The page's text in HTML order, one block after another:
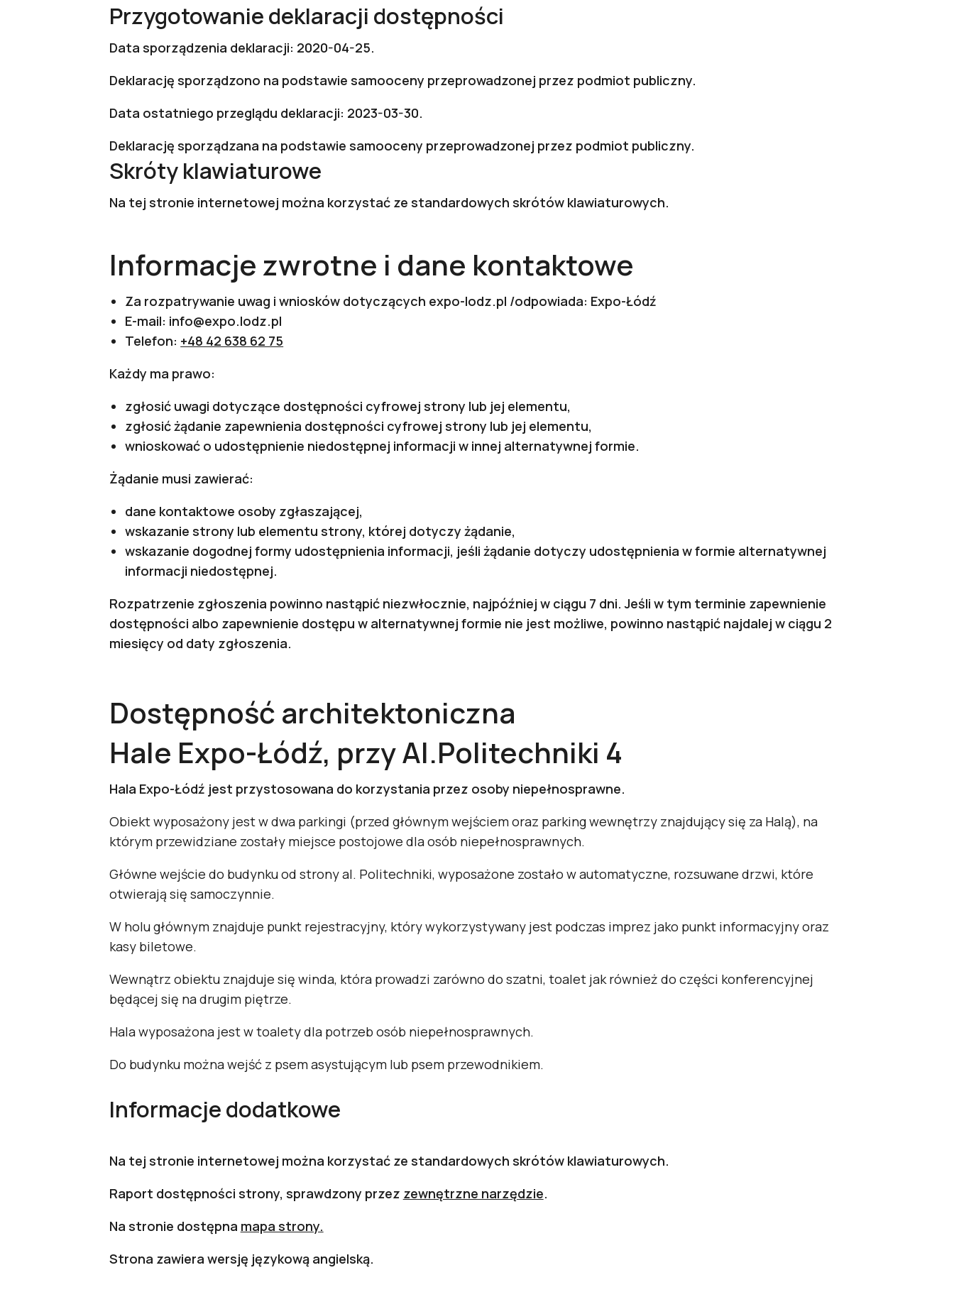
Przygotowanie deklaracji dostępności
Data sporządzenia deklaracji: 2020-04-25.
Deklarację sporządzono na podstawie samooceny przeprowadzonej przez podmiot publiczny.
Data ostatniego przeglądu deklaracji: 2023-03-30.
Deklarację sporządzana na podstawie samooceny przeprowadzonej przez podmiot publiczny.
Skróty klawiaturowe
Na tej stronie internetowej można korzystać ze standardowych skrótów klawiaturowych.
Informacje zwrotne i dane kontaktowe
Za rozpatrywanie uwag i wniosków dotyczących expo-lodz.pl /odpowiada: Expo-Łódź
E-mail: info@expo.lodz.pl
Telefon: +48 42 638 62 75
Każdy ma prawo:
zgłosić uwagi dotyczące dostępności cyfrowej strony lub jej elementu,
zgłosić żądanie zapewnienia dostępności cyfrowej strony lub jej elementu,
wnioskować o udostępnienie niedostępnej informacji w innej alternatywnej formie.
Żądanie musi zawierać:
dane kontaktowe osoby zgłaszającej,
wskazanie strony lub elementu strony, której dotyczy żądanie,
wskazanie dogodnej formy udostępnienia informacji, jeśli żądanie dotyczy udostępnienia w formie alternatywnej
informacji niedostępnej.
Rozpatrzenie zgłoszenia powinno nastąpić niezwłocznie, najpóźniej w ciągu 7 dni. Jeśli w tym terminie zapewnienie
dostępności albo zapewnienie dostępu w alternatywnej formie nie jest możliwe, powinno nastąpić najdalej w ciągu 2
miesięcy od daty zgłoszenia.
Dostępność architektoniczna
Hale Expo-Łódź, przy Al.Politechniki 4
Hala Expo-Łódź jest przystosowana do korzystania przez osoby niepełnosprawne.
Obiekt wyposażony jest w dwa parkingi (przed głównym wejściem oraz parking wewnętrzy znajdujący się za Halą), na
którym przewidziane zostały miejsce postojowe dla osób niepełnosprawnych.
Główne wejście do budynku od strony al. Politechniki, wyposażone zostało w automatyczne, rozsuwane drzwi, które
otwierają się samoczynnie.
W holu głównym znajduje punkt rejestracyjny, który wykorzystywany jest podczas imprez jako punkt informacyjny oraz
kasy biletowe.
Wewnątrz obiektu znajduje się winda, która prowadzi zarówno do szatni, toalet jak również do części konferencyjnej
będącej się na drugim piętrze.
Hala wyposażona jest w toalety dla potrzeb osób niepełnosprawnych.
Do budynku można wejść z psem asystującym lub psem przewodnikiem.
Informacje dodatkowe
Na tej stronie internetowej można korzystać ze standardowych skrótów klawiaturowych.
Raport dostępności strony, sprawdzony przez zewnętrzne narzędzie.
Na stronie dostępna mapa strony.
Strona zawiera wersję językową angielską.